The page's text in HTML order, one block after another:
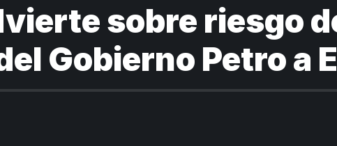
sobre riesgo
Gobierno Petro a